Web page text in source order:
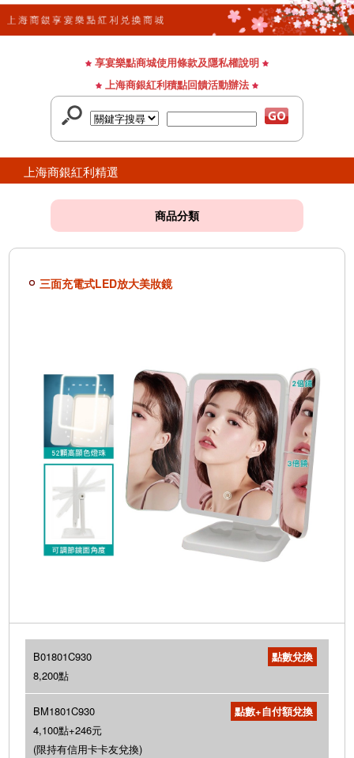
享宴樂點商城使用條款及隱私權說明
上海商銀紅利積點回饋活動辦法
上海商銀紅利精選
商品分類
三面充電式LED放大美妝鏡
B01801C930
8,200點
BM1801C930
4,100點+246元
(限持有信用卡卡友兌換)